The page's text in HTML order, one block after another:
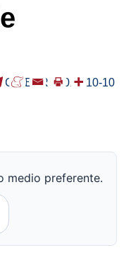
/2024-10-10
medio preferente.